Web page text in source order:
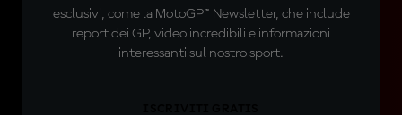
esclusivi, come la MotoGP™ Newsletter, che include
report dei GP, video incredibili e informazioni
interessanti sul nostro sport.